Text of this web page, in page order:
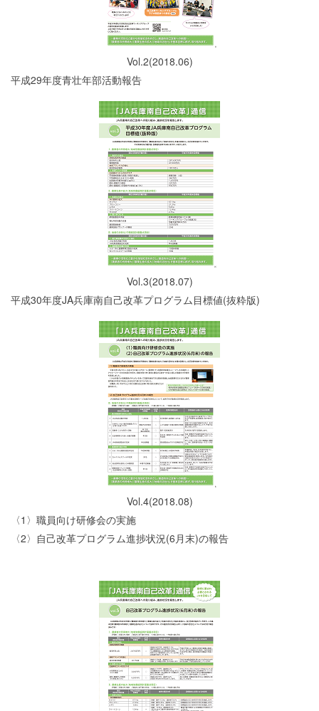
Vol.2(2018.06)
平成29年度青壮年部活動報告
Vol.3(2018.07)
平成30年度JA兵庫南自己改革プログラム目標値(抜粋版)
Vol.4(2018.08)
〈1〉職員向け研修会の実施
〈2〉自己改革プログラム進捗状況(6月末)の報告